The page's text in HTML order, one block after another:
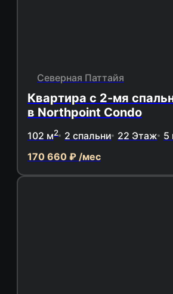
Северная Паттайя
Квартира с 2-мя
в Northpoint Condo
102 м2 2 спальни 22 Этаж 5
170 660 ₽ /мес